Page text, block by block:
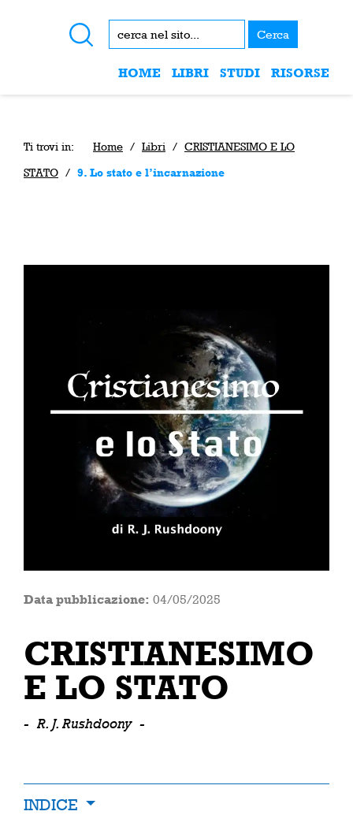
Cerca
HOME LIBRI STUDI RISORSE
Ti trovi in: Home / Libri / CRISTIANESIMO E LO
STATO / 9. Lo stato e l’incarnazione
Data pubblicazione: 04/05/2025
CRISTIANESIMO
E LO STATO
- R. J. Rushdoony -
INDICE